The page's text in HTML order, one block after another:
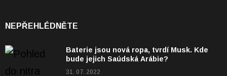
NEPŘEHLÉDNĚTE
Baterie jsou nová ropa, tvrdí Musk. Kde
bude jejich Saúdská Arábie?
31. 07. 2022